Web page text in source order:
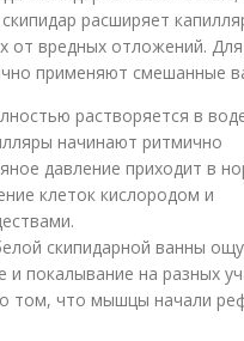
расширяет
от вредных отложений.
применяют смешанные
растворяется в
начинают ритмично
давление приходит в
клеток кислородом и
скипидарной ванны
покалывание на разных
том, что мышцы начали